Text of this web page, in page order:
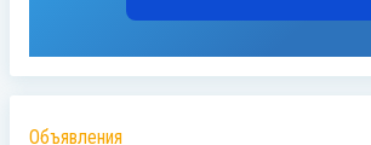
Объявления